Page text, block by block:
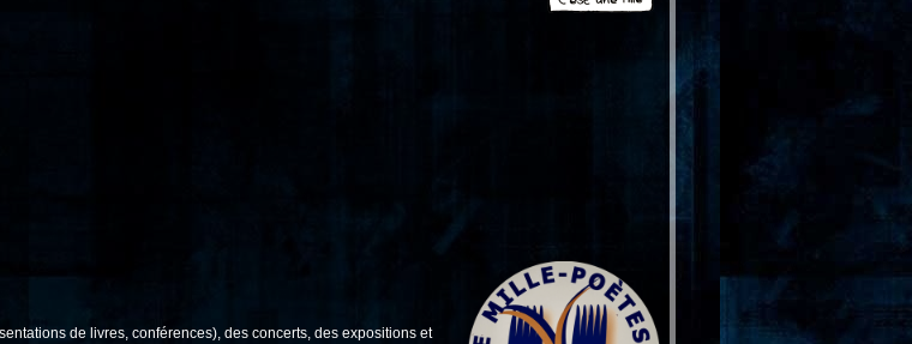
de livres, conférences), des concerts, des expositions et